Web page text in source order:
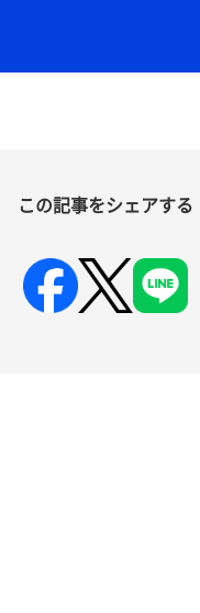
この記事をシェアする